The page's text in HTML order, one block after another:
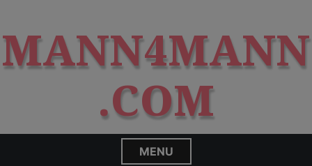
i
p
o
c
n
t
MANN4MANN
.COM
MENU